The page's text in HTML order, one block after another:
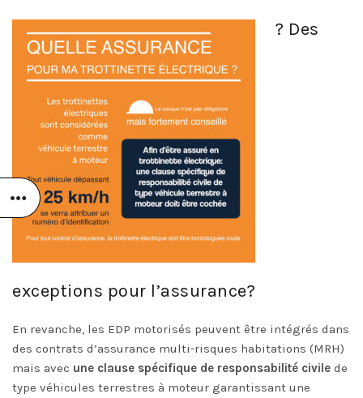
? Des
exceptions pour l’assurance?
En revanche, les EDP motorisés peuvent être intégrés dans
des contrats d’assurance multi-risques habitations (MRH)
mais avec une clause spécifique de responsabilité civile de
type véhicules terrestres à moteur garantissant une